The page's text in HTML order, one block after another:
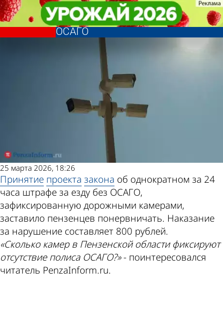
В регионе нет камер,
фиксирующих отсутствие полиса
ОСАГО
Общество
25 марта 2026, 18:26
Принятие проекта закона об однократном за 24
часа штрафе за езду без ОСАГО,
зафиксированную дорожными камерами,
заставило пензенцев понервничать. Наказание
за нарушение составляет 800 рублей.
«Сколько камер в Пензенской области фиксируют
отсутствие полиса ОСАГО?»- поинтересовался
читатель PenzaInform.ru.
В регионе нет камер,
фиксирующих отсутствие полиса
ОСАГО
Общество
Другие новости по
теме
Погода и курсы
валют в Пензе